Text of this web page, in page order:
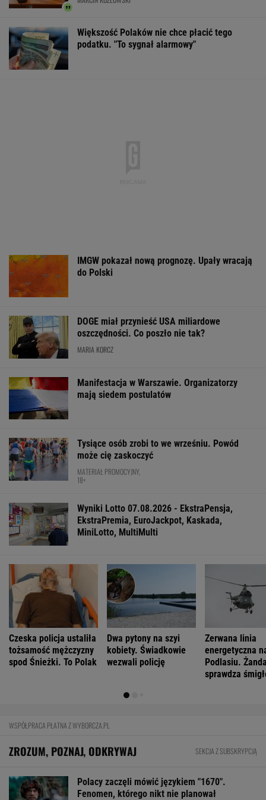
Większość Polaków nie chce płacić tego
podatku. "To sygnał alarmowy"
IMGW pokazał nową prognozę. Upały wracają
do Polski
DOGE miał przynieść USA miliardowe
oszczędności. Co poszło nie tak?
MARIA KORCZ
Manifestacja w Warszawie. Organizatorzy
mają siedem postulatów
Tysiące osób zrobi to we wrześniu. Powód
może cię zaskoczyć
MATERIAŁ PROMOCYJNY,
18+
Wyniki Lotto 07.08.2026 - EkstraPensja,
EkstraPremia, EuroJackpot, Kaskada,
MiniLotto, MultiMulti
Czeska policja ustaliła
tożsamość mężczyzny
spod Śnieżki. To Polak
Dwa pytony na szyi
kobiety. Świadkowie
wezwali policję
Zerwana linia
energetyczna
Podlasiu.
sprawdza
WSPÓŁPRACA PŁATNA Z WYBORCZA.PL
ZROZUM, POZNAJ, ODKRYWAJ SEKCJA Z SUBSKRYPCJĄ
Polacy zaczęli mówić językiem "1670".
Fenomen, którego nikt nie planował